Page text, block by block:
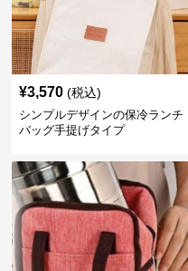
¥3,570 (税込)
シンプルデザインの保冷ランチ
バッグ手提げタイプ